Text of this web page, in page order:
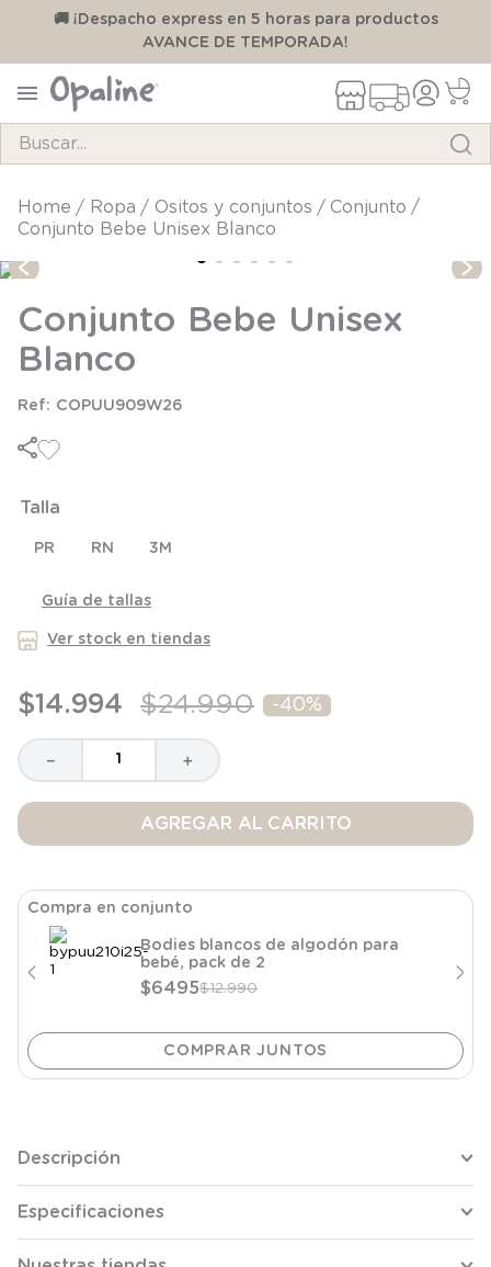
🚚 ¡Despacho express en 5 horas para productos
AVANCE DE TEMPORADA!
ropa ositos y conjuntos
conjunto
Conjunto Bebe Unisex Blanco
Conjunto Bebe Unisex
Blanco
COPUU909W26
Talla
PR RN 3M
Guía de tallas
Ver stock en tiendas
$14.994 $24.990 -40%
＋
－
AGREGAR AL CARRITO
Compra en conjunto
Bodies blancos de algodón para
bebé, pack de 2
$6495$12.990
Descripción
Especificaciones
TÉRMINOS MÁS BUSCADOS
3.
zapatillas
4
body
5
manta
8.
9.
saco